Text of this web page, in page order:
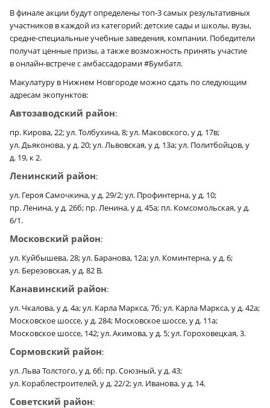
В финале акции будут определены топ‑3 самых результативных
участников в каждой из категорий: детские сады и школы, вузы,
средне-специальные учебные заведения, компании. Победители
получат ценные призы, а также возможность принять участие
в онлайн-встрече с амбассадорами #Бумбатл.
Макулатуру в Нижнем Новгороде можно сдать по следующим
адресам экопунктов:
Автозаводский район:
пр. Кирова, 22; ул. Толбухина, 8; ул. Маковского, у д. 17в;
ул. Дьяконова, у д. 20; ул. Львовская, у д. 13а; ул. Политбойцов, у
д. 19, к 2.
Ленинский район:
ул. Героя Самочкина, у д. 29/2; ул. Профинтерна, у д. 10;
пр. Ленина, у д. 26б; пр. Ленина, у д. 45а; пл. Комсомольская, у д.
6/1.
Московский район:
ул. Куйбышева, 28; ул. Баранова, 12а; ул. Коминтерна, у д. 6;
ул. Березовская, у д. 82 В.
Канавинский район:
ул. Чкалова, у д. 4а; ул. Карла Маркса, 7б; ул. Карла Маркса, у д. 42а;
Московское шоссе, у д. 284; Московское шоссе, у д. 11а;
Московское шоссе, 142; ул. Акимова, у д. 5; ул. Гороховецкая, 3.
Сормовский район:
ул. Льва Толстого, у д. 6б; пр. Союзный, у д. 43;
ул. Кораблестроителей, у д. 22/2; ул. Иванова, у д. 14.
Советский район: